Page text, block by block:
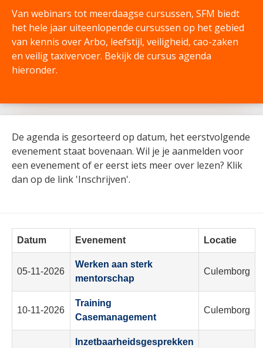
Van webinars tot meerdaagse cursussen, SFM biedt
het hele jaar uiteenlopende cursussen op het gebied
van kennis over Arbo, leefstijl, veiligheid, cao-zaken
en veilig taxivervoer. Bekijk de cursus agenda
hieronder.
De agenda is gesorteerd op datum, het eerstvolgende
evenement staat bovenaan. Wil je je aanmelden voor
een evenement of er eerst iets meer over lezen? Klik
dan op de link 'Inschrijven'.
Datum Evenement Locatie
05-11-2026
Werken aan sterk
mentorschap
Culemborg
10-11-2026
Training
Casemanagement
Culemborg
Inzetbaarheidsgesprekken